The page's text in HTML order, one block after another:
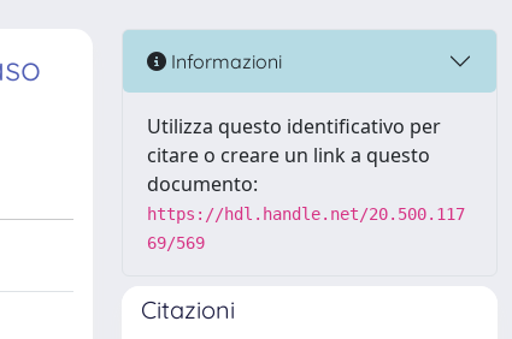
Informazioni
Utilizza questo identificativo per
citare o creare un link a questo
documento:
https://hdl.handle.net/20.500.117
69/569
Citazioni